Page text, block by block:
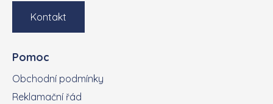
Kontakt
Pomoc
Obchodní podmínky
Reklamační řád